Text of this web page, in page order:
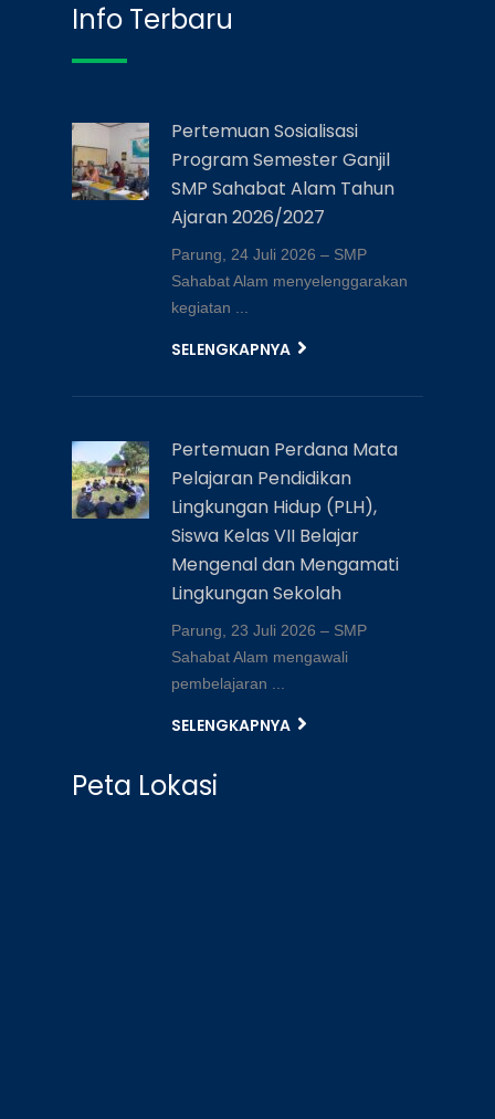
Info Terbaru
Pertemuan Sosialisasi
Program Semester Ganjil
SMP Sahabat Alam Tahun
Ajaran 2026/2027
Parung, 24 Juli 2026 – SMP
Sahabat Alam menyelenggarakan
kegiatan ...
SELENGKAPNYA
Pertemuan Perdana Mata
Pelajaran Pendidikan
Lingkungan Hidup (PLH),
Siswa Kelas VII Belajar
Mengenal dan Mengamati
Lingkungan Sekolah
Parung, 23 Juli 2026 – SMP
Sahabat Alam mengawali
pembelajaran ...
SELENGKAPNYA
Peta Lokasi